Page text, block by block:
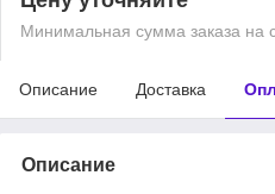
Минимальная сумма заказа на
Описание Доставка
Описание